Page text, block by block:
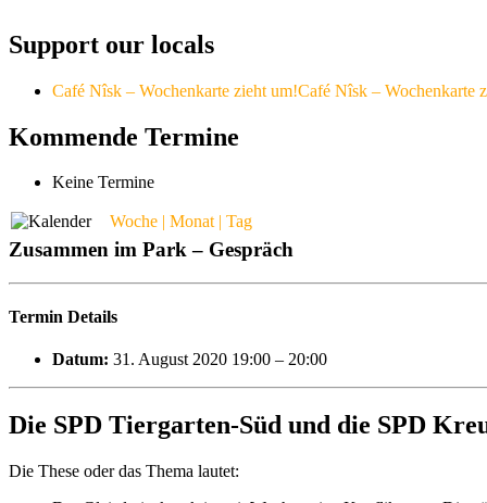
Support our locals
Café Nîsk – Wochenkarte zieht um!Café Nîsk – Wochenkarte
Kommende Termine
Keine Termine
Woche | Monat | Tag
Zusammen im Park – Gespräch
Termin Details
Datum: 31. August 2020 19:00 – 20:00
Die SPD Tiergarten-Süd und die SPD
Die These oder das Thema lautet: